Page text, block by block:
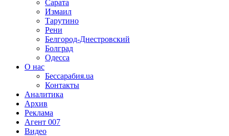
Сарата
Измаил
Тарутино
Рени
Белгород-Днестровский
Болград
Одесса
О нас
Бессарабия.ua
Контакты
Аналитика
Архив
Реклама
Агент 007
Видео